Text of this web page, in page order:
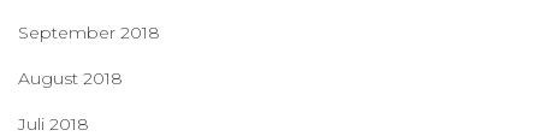
September 2018
August 2018
Juli 2018